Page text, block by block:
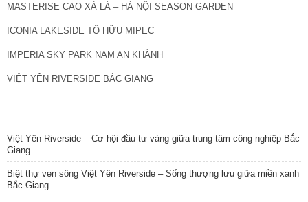
MASTERISE CAO XÀ LÁ – HÀ NỘI SEASON GARDEN
ICONIA LAKESIDE TỐ HỮU MIPEC
IMPERIA SKY PARK NAM AN KHÁNH
VIỆT YÊN RIVERSIDE BẮC GIANG
Việt Yên Riverside – Cơ hội đầu tư vàng giữa trung tâm công nghiệp Bắc
Giang
Biệt thự ven sông Việt Yên Riverside – Sống thượng lưu giữa miền xanh
Bắc Giang